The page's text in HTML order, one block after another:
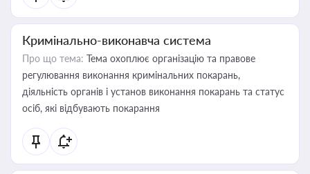
Кримінально-виконавча система
Про що тема: Тема охоплює організацію та правове
регулювання виконання кримінальних покарань,
діяльність органів і установ виконання покарань та статус
осіб, які відбувають покарання